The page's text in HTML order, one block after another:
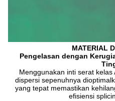
MATERIAL
Pengelasan dengan
Menggunakan inti serat
dispersi sepenuhnya
yang tepat memastikan
efisiensi